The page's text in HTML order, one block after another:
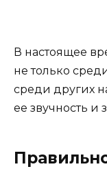
В настоящее
не только
среди других
ее звучность и